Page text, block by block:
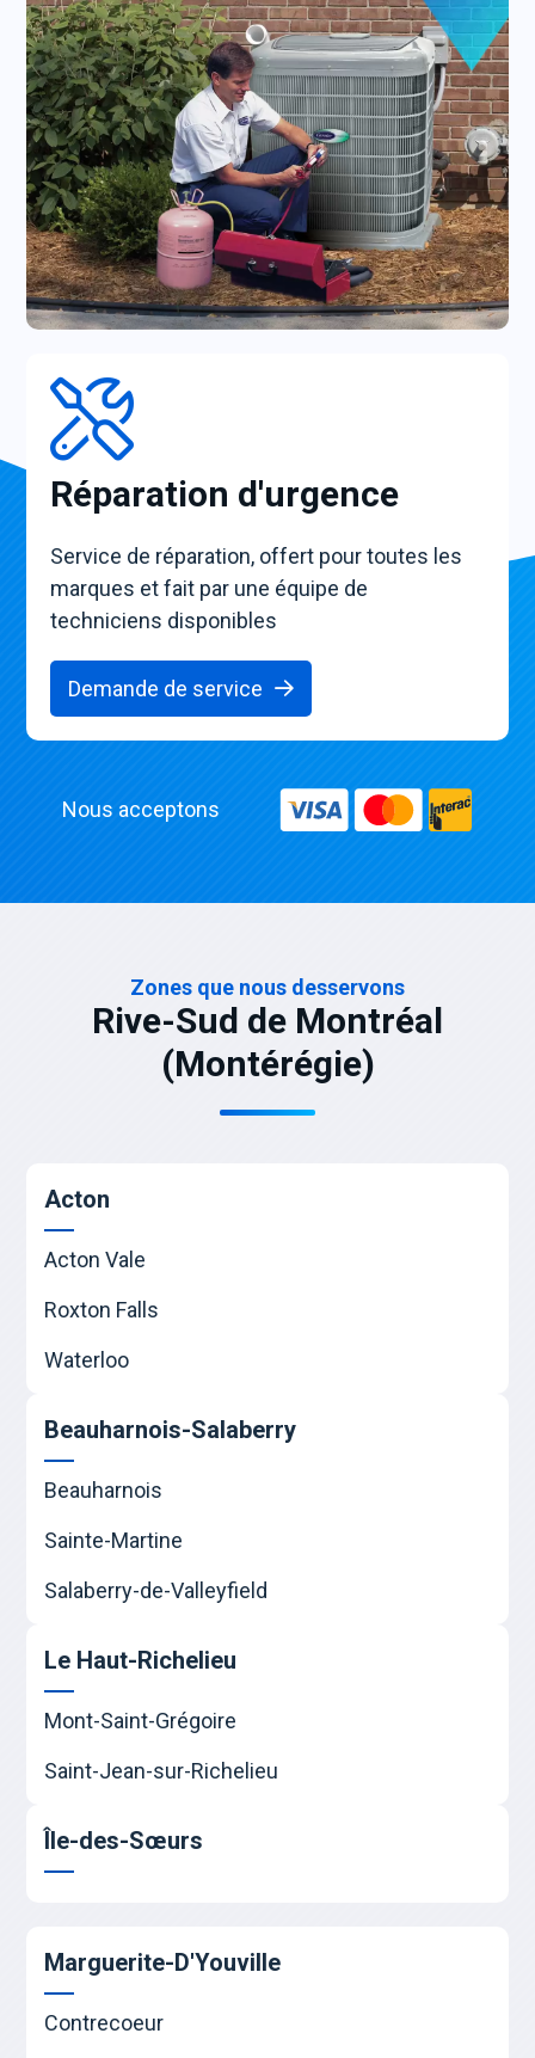
Réparation d'urgence
Service de réparation, offert pour toutes les
marques et fait par une équipe de
techniciens disponibles
Demande de service
Nous acceptons
Zones que nous desservons
Rive-Sud de Montréal
(Montérégie)
Acton
Acton Vale
Roxton Falls
Waterloo
Beauharnois-Salaberry
Beauharnois
Sainte-Martine
Salaberry-de-Valleyfield
Le Haut-Richelieu
Mont-Saint-Grégoire
Saint-Jean-sur-Richelieu
Île-des-Sœurs
Marguerite-D'Youville
Contrecoeur